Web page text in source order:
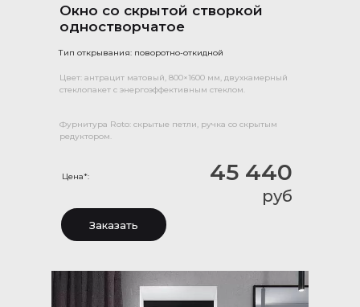
45 440
руб
Окно со скрытой створкой
одностворчатое
Тип открывания: поворотно-откидной
Цвет: антрацит матовый, 800×1600 мм, двухкамерный
стеклопакет с энергоэффективным стеклом.
Фурнитура Roto: скрытые петли, ручка со скрытым
редуктором.
Цена*:
Заказать